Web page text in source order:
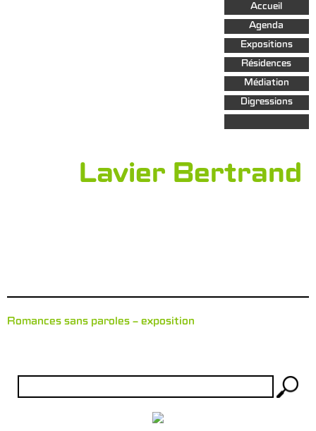
Aller au
contenu
principal
Accueil
Agenda
Expositions
Résidences
Médiation
Digressions
Lavier Bertrand
Romances sans paroles – exposition